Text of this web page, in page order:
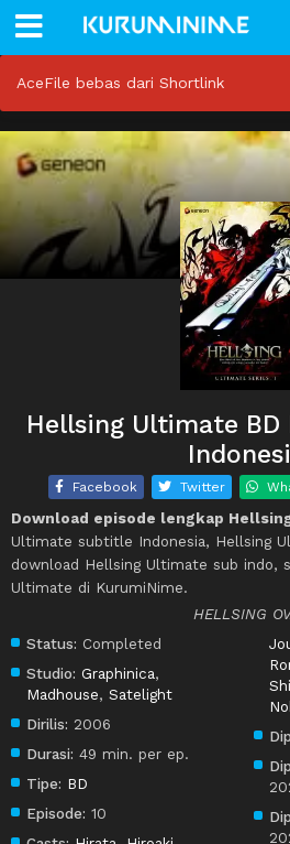
AceFile bebas dari Shortlink
Hellsing Ultimate
Facebook Twitter
Download episode lengkap
Ultimate subtitle Indonesia, Hellsing
download Hellsing Ultimate sub indo,
Ultimate di KurumiNime.
HELLSING
Status: Completed
Studio: Graphinica,
Madhouse, Satelight
Dirilis: 2006
Durasi: 49 min. per ep.
Tipe: BD
Episode: 10